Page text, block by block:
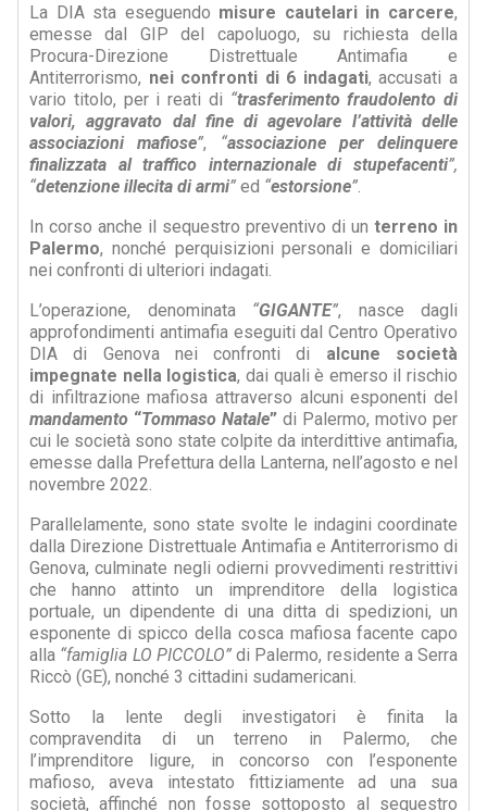
La DIA sta eseguendo misure cautelari in carcere,
emesse dal GIP del capoluogo, su richiesta della
Procura-Direzione Distrettuale Antimafia e
Antiterrorismo, nei confronti di 6 indagati, accusati a
vario titolo, per i reati di “trasferimento fraudolento di
valori, aggravato dal fine di agevolare l’attività delle
associazioni mafiose”, “associazione per delinquere
finalizzata al traffico internazionale di stupefacenti”,
“detenzione illecita di armi” ed “estorsione”.
In corso anche il sequestro preventivo di un terreno in
Palermo, nonché perquisizioni personali e domiciliari
nei confronti di ulteriori indagati.
L’operazione, denominata “GIGANTE”, nasce dagli
approfondimenti antimafia eseguiti dal Centro Operativo
DIA di Genova nei confronti di alcune società
impegnate nella logistica, dai quali è emerso il rischio
di infiltrazione mafiosa attraverso alcuni esponenti del
mandamento “Tommaso Natale” di Palermo, motivo per
cui le società sono state colpite da interdittive antimafia,
emesse dalla Prefettura della Lanterna, nell’agosto e nel
novembre 2022.
Parallelamente, sono state svolte le indagini coordinate
dalla Direzione Distrettuale Antimafia e Antiterrorismo di
Genova, culminate negli odierni provvedimenti restrittivi
che hanno attinto un imprenditore della logistica
portuale, un dipendente di una ditta di spedizioni, un
esponente di spicco della cosca mafiosa facente capo
alla “famiglia LO PICCOLO” di Palermo, residente a Serra
Riccò (GE), nonché 3 cittadini sudamericani.
Sotto la lente degli investigatori è finita la
compravendita di un terreno in Palermo, che
l’imprenditore ligure, in concorso con l’esponente
mafioso, aveva intestato fittiziamente ad una sua
società, affinché non fosse sottoposto al sequestro